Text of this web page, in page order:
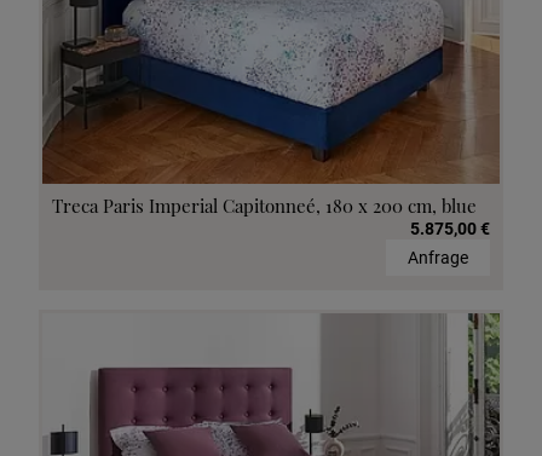
Treca Paris Imperial Capitonneé, 180 x 200 cm, blue
5.875,00 €
Anfrage